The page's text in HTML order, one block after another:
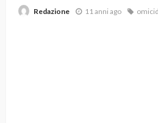
Redazione 11 anni ago